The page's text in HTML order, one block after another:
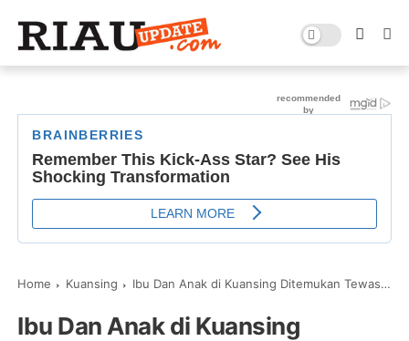
Home Kuansing Ibu Dan Anak di Kuansing Ditemukan Tewas Berpelukan
Ibu Dan Anak di Kuansing